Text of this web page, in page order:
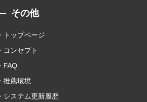
その他
トップページ
コンセプト
FAQ
推薦環境
システム更新履歴